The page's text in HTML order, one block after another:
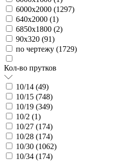
6000х2000 (1297)
640х2000 (1)
6850х1800 (2)
90х320 (91)
по чертежу (1729)
Кол-во прутков
10/14 (49)
10/15 (748)
10/19 (349)
10/2 (1)
10/27 (174)
10/28 (174)
10/30 (1062)
10/34 (174)